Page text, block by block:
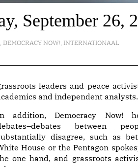
September 26,
, DEMOCRACY NOW!, INTERNATIONAAL
leaders and peace
and independent analysts.
addition, Democracy Now!
between
disagree, such as
House or the Pentagon
one hand, and grassroots